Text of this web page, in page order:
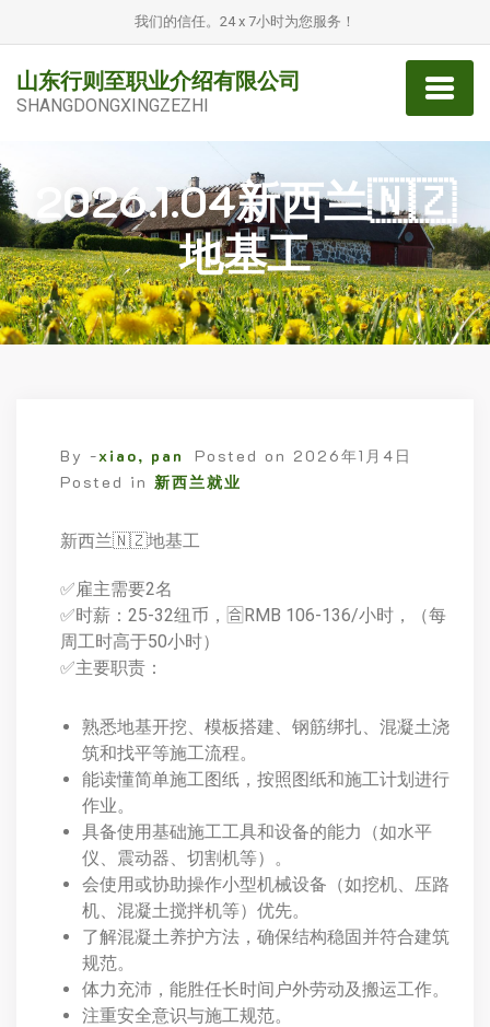
我们的信任。24 x 7小时为您服务！
山东行则至职业介绍有限公司
SHANGDONGXINGZEZHI
2026.1.04新西兰🇳🇿
地基工
By -xiao, pan Posted on 2026年1月4日
Posted in 新西兰就业
新西兰🇳🇿地基工
✅雇主需要2名
✅时薪：25-32纽币，🈴RMB 106-136/小时，（每
周工时高于50小时）
✅主要职责：
熟悉地基开挖、模板搭建、钢筋绑扎、混凝土浇
筑和找平等施工流程。
能读懂简单施工图纸，按照图纸和施工计划进行
作业。
具备使用基础施工工具和设备的能力（如水平
仪、震动器、切割机等）。
会使用或协助操作小型机械设备（如挖机、压路
机、混凝土搅拌机等）优先。
了解混凝土养护方法，确保结构稳固并符合建筑
规范。
体力充沛，能胜任长时间户外劳动及搬运工作。
注重安全意识与施工规范。